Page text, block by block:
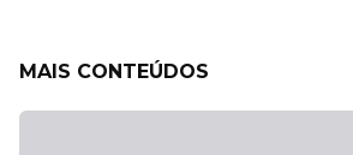
MAIS CONTEÚDOS